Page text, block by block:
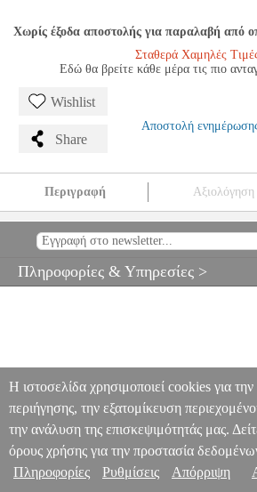
Χωρίς έξοδα αποστολής για παραλαβή από
Σταθερά Χαμηλές
Εδώ θα βρείτε κάθε μέρα τις πιο
Wishlist
Share
Αποστολή
Περιγραφή Αξιολόγηση
X 315 X 175 MM) MSC.100331
KB851 ΜΑΛΑΚΗ ΘΗΚΗ ΓΙΑ ΤΗΝ ΣΕΙΡΑ
Πληροφορίες & Υπηρεσίες >
Η ιστοσελίδα χρησιμοποιεί cookies για την
περιήγησης, την εξατομίκευση
την ανάλυση της επισκεψιμότητάς μας.
όρους χρήσης για την προστασία
Πληροφορίες
Ρυθμίσεις Απόρριψη